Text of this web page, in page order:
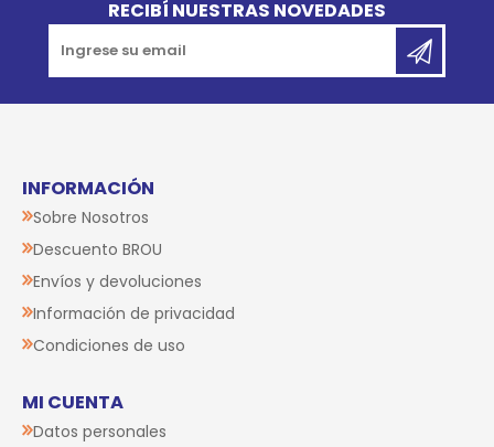
RECIBÍ NUESTRAS NOVEDADES
INFORMACIÓN
Sobre Nosotros
Descuento BROU
Envíos y devoluciones
Información de privacidad
Condiciones de uso
MI CUENTA
Datos personales